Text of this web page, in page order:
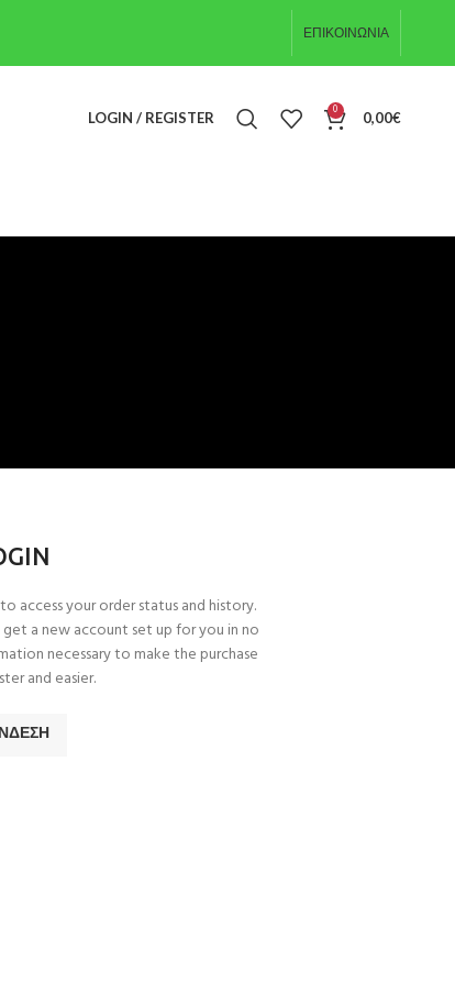
ΕΠΙΚΟΙΝΩΝΊΑ
LOGIN / REGISTER 0 0,00€
access your order status and history.
a new account set up for you in no
necessary to make the purchase
and easier.